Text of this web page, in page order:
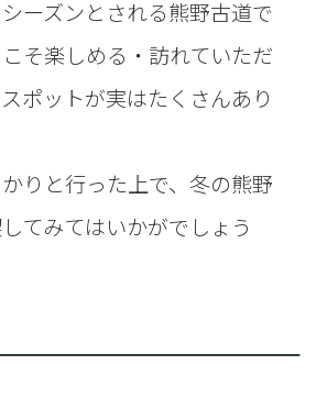
ーズンとされる熊野古道で
そ楽しめる・訪れていただ
ポットが実はたくさんあり
りと行った上で、冬の熊野
てみてはいかがでしょう